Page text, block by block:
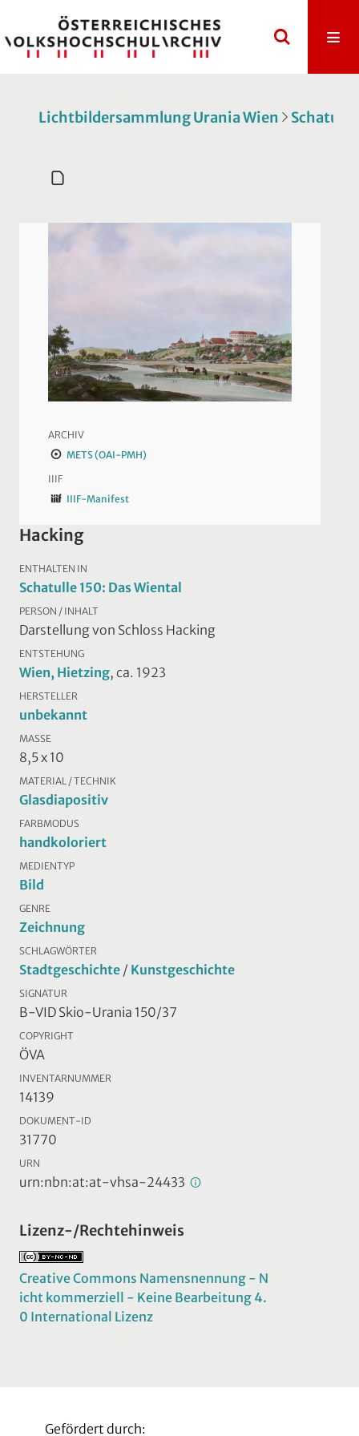
Lichtbildersammlung Urania Wien Schatulle
ARCHIV
METS (OAI-PMH)
IIIF
IIIF-Manifest
Hacking
ENTHALTEN IN
Schatulle 150: Das Wiental
PERSON / INHALT
Darstellung von Schloss Hacking
ENTSTEHUNG
Wien, Hietzing, ca. 1923
HERSTELLER
unbekannt
MASSE
8,5 x 10
MATERIAL / TECHNIK
Glasdiapositiv
FARBMODUS
handkoloriert
MEDIENTYP
Bild
GENRE
Zeichnung
SCHLAGWÖRTER
Stadtgeschichte / Kunstgeschichte
SIGNATUR
B-VID Skio-Urania 150/37
COPYRIGHT
ÖVA
INVENTARNUMMER
14139
DOKUMENT-ID
31770
URN
urn:nbn:at:at-vhsa-24433
Lizenz-/Rechtehinweis
Creative Commons Namensnennung - N
icht kommerziell - Keine Bearbeitung 4.
0 International Lizenz
Gefördert durch: